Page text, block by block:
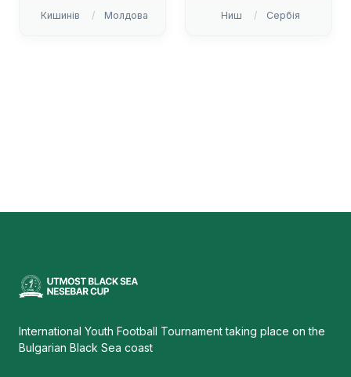
Кишинів Молдова Ниш Сербія
International Youth Football Tournament taking place on the
Bulgarian Black Sea coast